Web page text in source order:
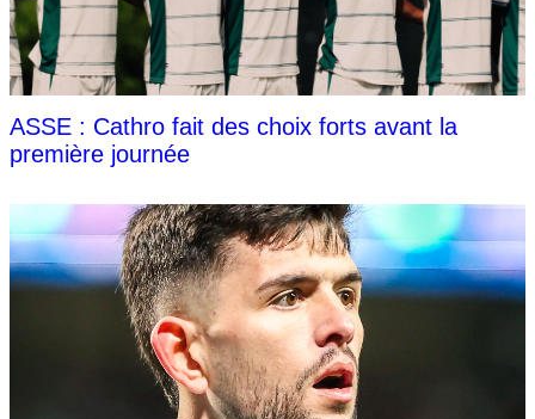
ASSE : Cathro fait des choix forts avant la
première journée